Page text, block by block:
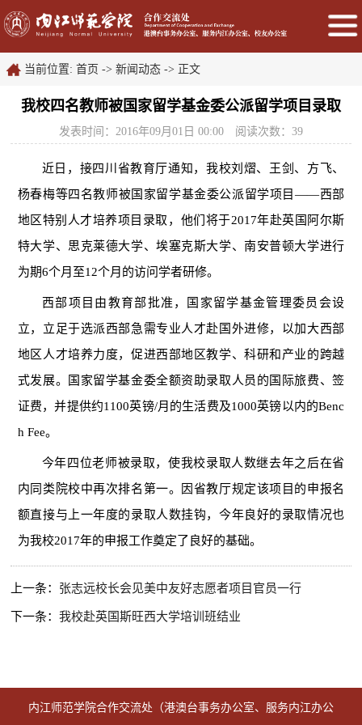
当前位置: 首页 -> 新闻动态 -> 正文
我校四名教师被国家留学基金委公派留学项目录取
发表时间：2016年09月01日 00:00 阅读次数：39
近日，接四川省教育厅通知，我校刘熠、王剑、方飞、
杨春梅等四名教师被国家留学基金委公派留学项目——西部
地区特别人才培养项目录取，他们将于2017年赴英国阿尔斯
特大学、思克莱德大学、埃塞克斯大学、南安普顿大学进行
为期6个月至12个月的访问学者研修。
西部项目由教育部批准，国家留学基金管理委员会设
立，立足于选派西部急需专业人才赴国外进修，以加大西部
地区人才培养力度，促进西部地区教学、科研和产业的跨越
式发展。国家留学基金委全额资助录取人员的国际旅费、签
证费，并提供约1100英镑/月的生活费及1000英镑以内的Benc
h Fee。
今年四位老师被录取，使我校录取人数继去年之后在省
内同类院校中再次排名第一。因省教厅规定该项目的申报名
额直接与上一年度的录取人数挂钩，今年良好的录取情况也
为我校2017年的申报工作奠定了良好的基础。
上一条： 张志远校长会见美中友好志愿者项目官员一行
下一条：我校赴英国斯旺西大学培训班结业
内江师范学院合作交流处（港澳台事务办公室、服务内江办公